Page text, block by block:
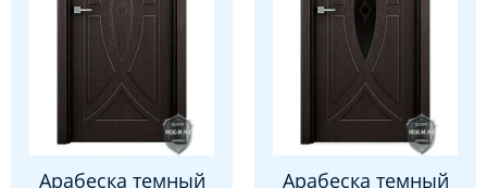
Арабеска темный Арабеска темный